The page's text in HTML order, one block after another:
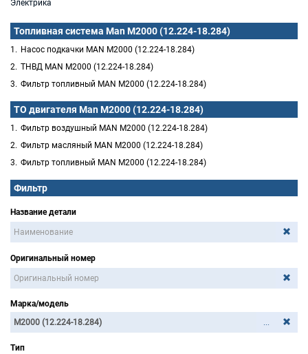
Электрика
Топливная система Man M2000 (12.224-18.284)
Насос подкачки MAN M2000 (12.224-18.284)
ТНВД MAN M2000 (12.224-18.284)
Фильтр топливный MAN M2000 (12.224-18.284)
ТО двигателя Man M2000 (12.224-18.284)
Фильтр воздушный MAN M2000 (12.224-18.284)
Фильтр масляный MAN M2000 (12.224-18.284)
Фильтр топливный MAN M2000 (12.224-18.284)
Фильтр
Название детали
Оригинальный номер
Марка/модель
...
Тип